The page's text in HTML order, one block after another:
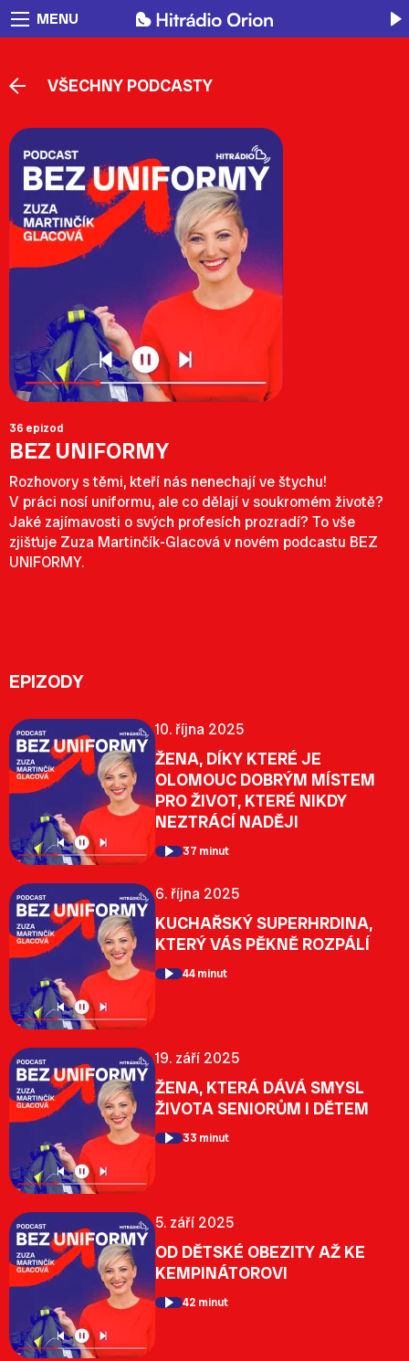
MENU
VŠECHNY PODCASTY
36 epizod
BEZ UNIFORMY
Rozhovory s těmi, kteří nás nenechají ve štychu!
V práci nosí uniformu, ale co dělají v soukromém životě?
Jaké zajímavosti o svých profesích prozradí? To vše
zjišťuje Zuza Martinčík-Glacová v novém podcastu BEZ
UNIFORMY.
EPIZODY
10. října 2025
ŽENA, DÍKY KTERÉ JE
OLOMOUC DOBRÝM MÍSTEM
PRO ŽIVOT, KTERÉ NIKDY
NEZTRÁCÍ NADĚJI
37 minut
6. října 2025
KUCHAŘSKÝ SUPERHRDINA,
KTERÝ VÁS PĚKNĚ ROZPÁLÍ
44 minut
19. září 2025
ŽENA, KTERÁ DÁVÁ SMYSL
ŽIVOTA SENIORŮM I DĚTEM
33 minut
5. září 2025
OD DĚTSKÉ OBEZITY AŽ KE
KEMPINÁTOROVI
42 minut